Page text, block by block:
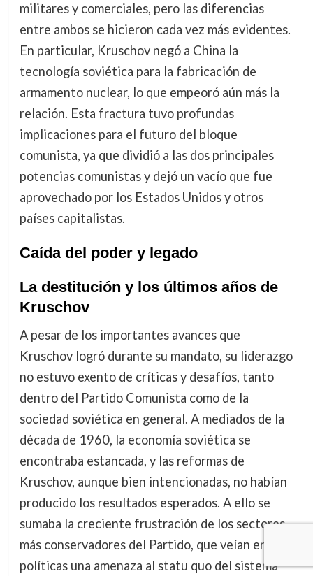
militares y comerciales, pero las diferencias
entre ambos se hicieron cada vez más evidentes.
En particular, Kruschov negó a China la
tecnología soviética para la fabricación de
armamento nuclear, lo que empeoró aún más la
relación. Esta fractura tuvo profundas
implicaciones para el futuro del bloque
comunista, ya que dividió a las dos principales
potencias comunistas y dejó un vacío que fue
aprovechado por los Estados Unidos y otros
países capitalistas.
Caída del poder y legado
La destitución y los últimos años de
Kruschov
A pesar de los importantes avances que
Kruschov logró durante su mandato, su liderazgo
no estuvo exento de críticas y desafíos, tanto
dentro del Partido Comunista como de la
sociedad soviética en general. A mediados de la
década de 1960, la economía soviética se
encontraba estancada, y las reformas de
Kruschov, aunque bien intencionadas, no habían
producido los resultados esperados. A ello se
sumaba la creciente frustración de los sectores
más conservadores del Partido, que veían en sus
políticas una amenaza al statu quo del sistema